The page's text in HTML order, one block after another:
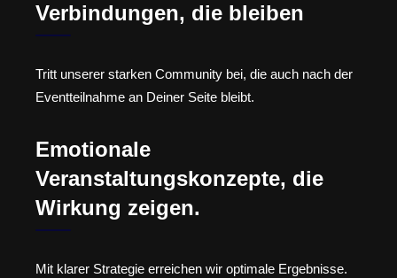
Verbindungen, die bleiben
Tritt unserer starken Community bei, die auch nach der
Eventteilnahme an Deiner Seite bleibt.
Emotionale
Veranstaltungskonzepte, die
Wirkung zeigen.
Mit klarer Strategie erreichen wir optimale Ergebnisse.